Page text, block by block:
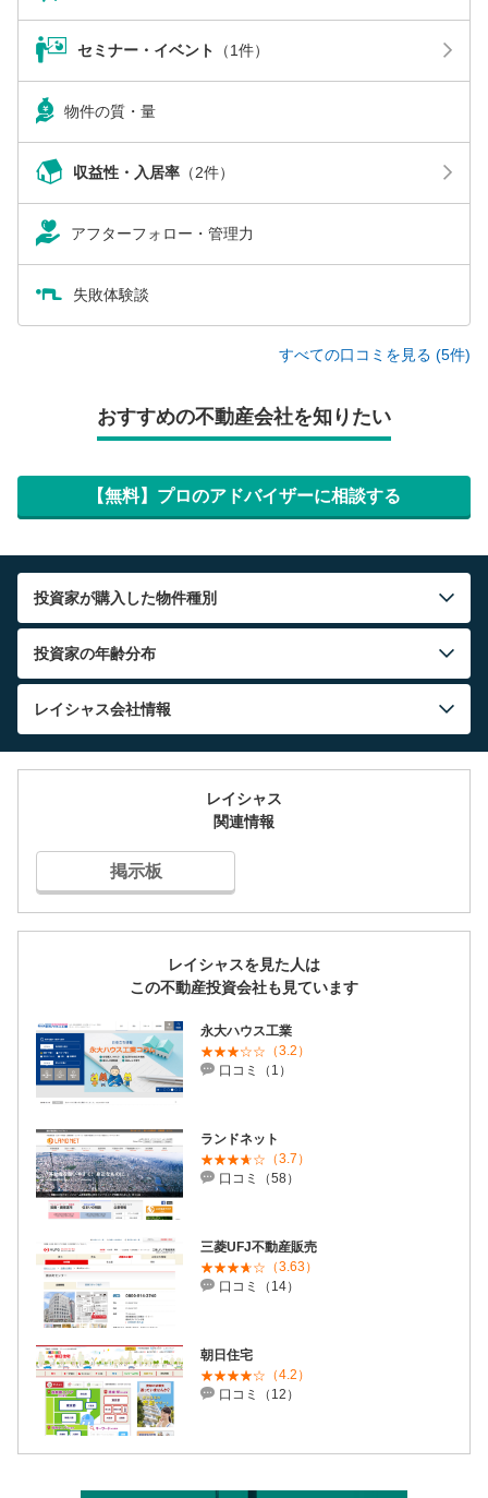
セミナー・イベント （1件）
物件の質・量
収益性・入居率 （2件）
アフターフォロー・管理力
失敗体験談
すべての口コミを見る (5件)
おすすめの不動産会社を知りたい
【無料】プロのアドバイザーに相談する
投資家が購入した物件種別
投資家の年齢分布
レイシャス会社情報
レイシャス
関連情報
掲示板
レイシャスを見た人は
この不動産投資会社も見ています
永大ハウス工業
（3.2）
口コミ（1）
ランドネット
（3.7）
口コミ（58）
三菱UFJ不動産販売
（3.63）
口コミ（14）
朝日住宅
（4.2）
口コミ（12）